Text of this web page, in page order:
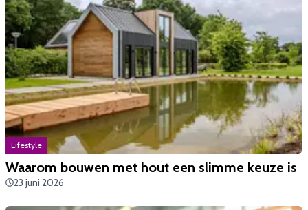
Lifestyle
Waarom bouwen met hout een slimme keuze is
23 juni 2026